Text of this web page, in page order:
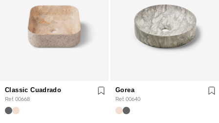
Classic Cuadrado
Ref. 00668
Gorea
Ref. 00640